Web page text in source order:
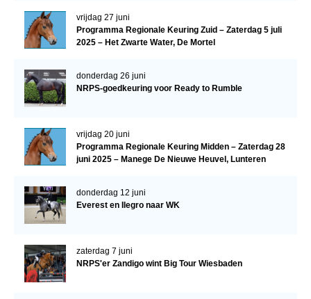
vrijdag 27 juni
Programma Regionale Keuring Zuid – Zaterdag 5 juli
2025 – Het Zwarte Water, De Mortel
donderdag 26 juni
NRPS-goedkeuring voor Ready to Rumble
vrijdag 20 juni
Programma Regionale Keuring Midden – Zaterdag 28
juni 2025 – Manege De Nieuwe Heuvel, Lunteren
donderdag 12 juni
Everest en Ilegro naar WK
zaterdag 7 juni
NRPS'er Zandigo wint Big Tour Wiesbaden